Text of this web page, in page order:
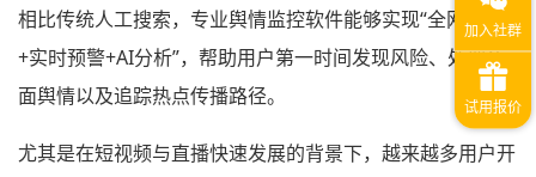
相比传统人工搜索，专业舆情监控软件能够实现“全网采集
+实时预警+AI分析”，帮助用户第一时间发现风险、处理负
面舆情以及追踪热点传播路径。
尤其是在短视频与直播快速发展的背景下，越来越多用户开